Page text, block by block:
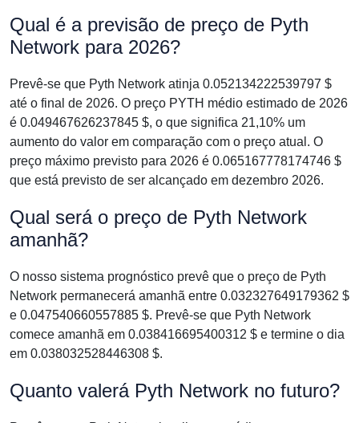
Qual é a previsão de preço de Pyth
Network para 2026?
Prevê-se que Pyth Network atinja 0.052134222539797 $
até o final de 2026. O preço PYTH médio estimado de 2026
é 0.049467626237845 $, o que significa 21,10% um
aumento do valor em comparação com o preço atual. O
preço máximo previsto para 2026 é 0.065167778174746 $
que está previsto de ser alcançado em dezembro 2026.
Qual será o preço de Pyth Network
amanhã?
O nosso sistema prognóstico prevê que o preço de Pyth
Network permanecerá amanhã entre 0.032327649179362 $
e 0.047540660557885 $. Prevê-se que Pyth Network
comece amanhã em 0.038416695400312 $ e termine o dia
em 0.038032528446308 $.
Quanto valerá Pyth Network no futuro?